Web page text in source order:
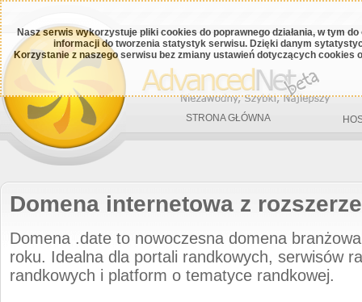
Nasz serwis wykorzystuje pliki cookies do poprawnego działania, w tym
informacji do tworzenia statystyk serwisu. Dzięki danym
Korzystanie z naszego serwisu bez zmiany ustawień dotyczących cookies
STRONA GŁÓWNA
Domena internetowa z
Domena .date to nowoczesna domena
roku. Idealna dla portali randkowych, serwisów
randkowych i platform o tematyce randkowej.